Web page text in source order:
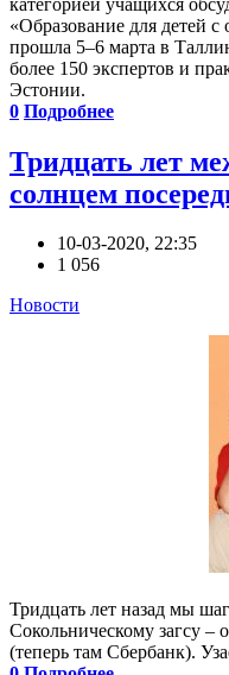
«Образование для детей
прошла 5–6 марта в
более 150 экспертов и
Эстонии.
0 Подробнее
Тридцать лет
солнцем
10-03-2020, 22:35
1 056
Новости
Тридцать лет назад мы
Сокольническому загсу –
(теперь там Сбербанк).